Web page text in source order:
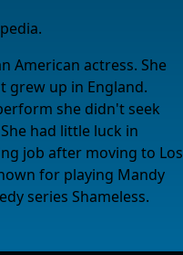
American actress. She
grew up in England.
she didn't seek
had little luck in
job after moving to Los
for playing Mandy
series Shameless.